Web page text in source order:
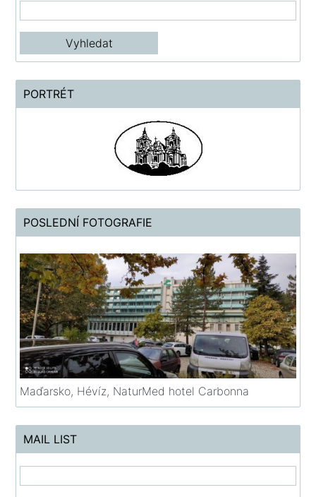
PORTRÉT
POSLEDNÍ FOTOGRAFIE
Maďarsko, Hévíz, NaturMed hotel Carbonna
MAIL LIST